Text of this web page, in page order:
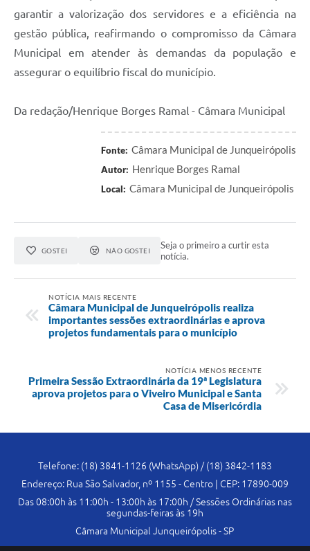
garantir a valorização dos servidores e a eficiência na
gestão pública, reafirmando o compromisso da Câmara
Municipal em atender às demandas da população e
assegurar o equilíbrio fiscal do município.
Da redação/Henrique Borges Ramal - Câmara Municipal
Fonte: Câmara Municipal de Junqueirópolis
Autor: Henrique Borges Ramal
Local: Câmara Municipal de Junqueirópolis
GOSTEI NÃO GOSTEI
Seja o primeiro a curtir esta
notícia.
NOTÍCIA MAIS RECENTE
Câmara Municipal de Junqueirópolis realiza
importantes sessões extraordinárias e aprova
projetos fundamentais para o município
NOTÍCIA MENOS RECENTE
Primeira Sessão Extraordinária da 19ª Legislatura
aprova projetos para o Viveiro Municipal e Santa
Casa de Misericórdia
Telefone: (18) 3841-1126 (WhatsApp) / (18) 3842-1183
Endereço: Rua São Salvador, nº 1155 - Centro | CEP: 17890-009
Das 08:00h às 11:00h - 13:00h às 17:00h / Sessões Ordinárias nas
segundas-feiras às 19h
Câmara Municipal Junqueirópolis - SP